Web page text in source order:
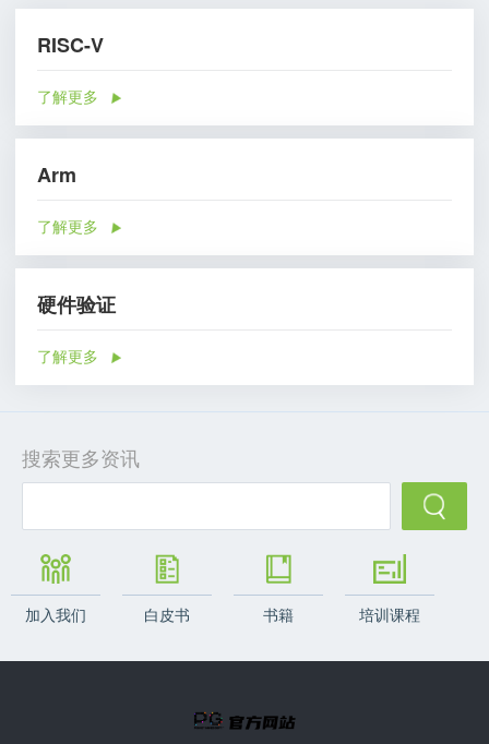
RISC-V
了解更多
Arm
了解更多
硬件验证
了解更多
搜索更多资讯
加入我们 白皮书 书籍 培训课程